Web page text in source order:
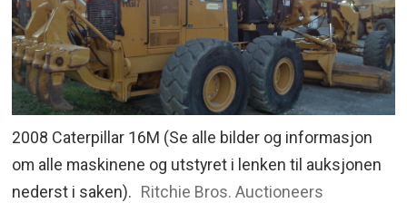
2008 Caterpillar 16M (Se alle bilder og informasjon
om alle maskinene og utstyret i lenken til auksjonen
nederst i saken). Ritchie Bros. Auctioneers